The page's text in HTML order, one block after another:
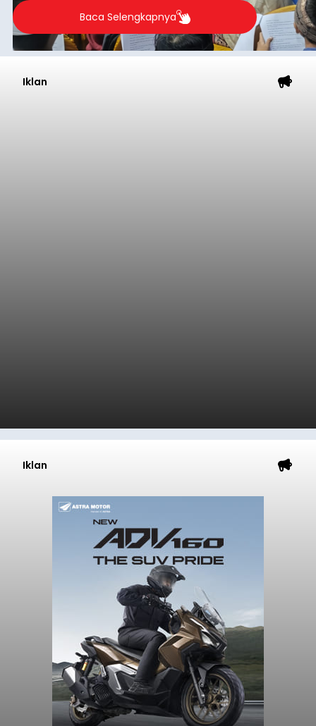
2026.
Baca Selengkapnya
Iklan
Iklan